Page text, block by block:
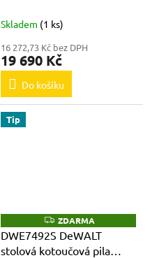
Skladem (1 ks)
16 272,73 Kč bez DPH
19 690 Kč
Do košíku
Tip
Z
D
A
R
ZDARMA
DWE7492S DeWALT
stolová kotoučová pila